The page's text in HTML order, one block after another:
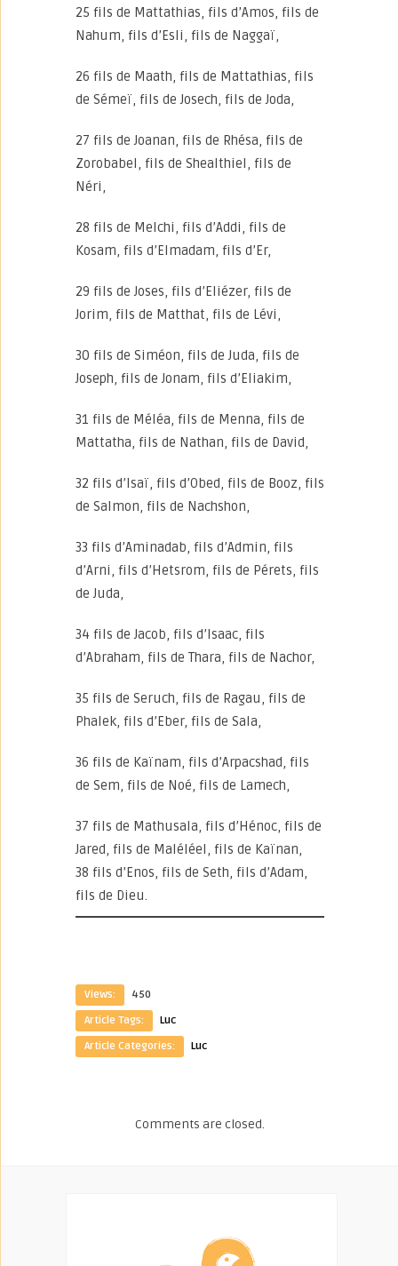
25 fils de Mattathias, fils d’Amos, fils de
Nahum, fils d’Esli, fils de Naggaï,
26 fils de Maath, fils de Mattathias, fils
de Sémeï, fils de Josech, fils de Joda,
27 fils de Joanan, fils de Rhésa, fils de
Zorobabel, fils de Shealthiel, fils de
Néri,
28 fils de Melchi, fils d’Addi, fils de
Kosam, fils d’Elmadam, fils d’Er,
29 fils de Joses, fils d’Eliézer, fils de
Jorim, fils de Matthat, fils de Lévi,
30 fils de Siméon, fils de Juda, fils de
Joseph, fils de Jonam, fils d’Eliakim,
31 fils de Méléa, fils de Menna, fils de
Mattatha, fils de Nathan, fils de David,
32 fils d’Isaï, fils d’Obed, fils de Booz, fils
de Salmon, fils de Nachshon,
33 fils d’Aminadab, fils d’Admin, fils
d’Arni, fils d’Hetsrom, fils de Pérets, fils
de Juda,
34 fils de Jacob, fils d’Isaac, fils
d’Abraham, fils de Thara, fils de Nachor,
35 fils de Seruch, fils de Ragau, fils de
Phalek, fils d’Eber, fils de Sala,
36 fils de Kaïnam, fils d’Arpacshad, fils
de Sem, fils de Noé, fils de Lamech,
37 fils de Mathusala, fils d’Hénoc, fils de
Jared, fils de Maléléel, fils de Kaïnan,
38 fils d’Enos, fils de Seth, fils d’Adam,
fils de Dieu.
Views:
450
Article Tags:
Luc
Article Categories:
Luc
Comments are closed.